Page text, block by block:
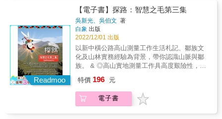
象徵面向理解物、意象與新性。◆「這是一本
觀察思考與積累超過40年而成就的書，我何等
榮幸可以親自見證王嵩山教授逐步地從1970年
代熱血的靑靑子衿人類學學生，卓然成為如今
著作等身卓越學者的歷程......這本書巧妙地運
用八個章節，帶領我們從古典人類學理論注重
『社會如何維繫其自身』切入，藉由臺灣南島
語族對於造型、視覺、表演、工藝等議題，深
入藝術藴含的社會與文化的意象、價値、眞確
性（authenticity）、文化新性（cultural
newness）以及社會力（social agency），不
僅回應了上述博物館與源出社群關係、研究與
時代由族群集體創造並流傳下來如此豐厚的故
事，更為一代代的阿美族人帶來文化啟示。 本
書廣泛搜羅阿美族的各種神話與傳說故事，有
系統歸納分類每則口傳故事，及其構成的背景
因素與演變過程，並解析故事的深層文化意
涵，對阿美族社會的親族、部落、經濟、宗
教、社會等制度，以及族群的原始社會、傳統
風俗與思想體系，提供更周詳、更深層的思考
面向。 本書特色 1.適合作為原住民各族的鄉土
承，整合資源，促使原住民部落歷史重建、文
化藝術及語言復振，有系統發揚原住民族的文
化。 2.阿美族群分布在台灣東部花東縱谷及海
Readmoo
【電子書】探路：智慧之毛第三集
吳新光、吳伯文 著
白象 出版
2022/12/01 出版
以新中橫公路高山測量工作生活札記、鄒族文
化及山林實務經驗為背景，帶你認識山脈與鄒
族。 & ◎高山實地測量工作具高度艱險性，本
大自然萬象雜陳、各謀生機的山野叢林。 & ◎
本書有屬彌足珍貴的山林及文化實紀，可補足
制式教材在自然生態及動物保育上的缺漏，更
特價 196 元
電子書